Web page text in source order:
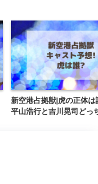
新空港占拠獣|虎の正体は
平山浩行と吉川晃司どっ